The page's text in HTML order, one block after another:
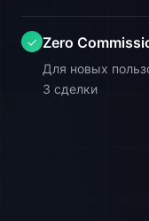
✓ Zero
Для новых
3 сделки